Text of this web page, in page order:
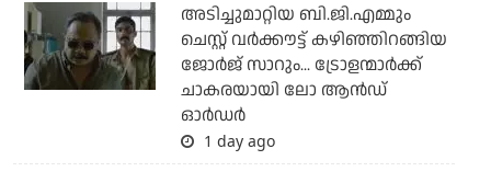
അടിച്ചുമാറ്റിയ ബി.ജി.എമ്മും
ചെസ്റ്റ് വര്‍ക്കൗട്ട് കഴിഞ്ഞിറങ്ങിയ
ജോര്‍ജ് സാറും... ട്രോളന്മാര്‍ക്ക്
ചാകരയായി ലോ ആന്‍ഡ്
ഓര്‍ഡര്‍
1 day ago